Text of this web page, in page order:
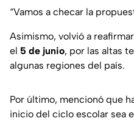
“Vamos a checar la
Asimismo, volvió a
el 5 de junio, por las altas
algunas regiones del país.
Por último, mencionó que
inicio del ciclo escolar sea